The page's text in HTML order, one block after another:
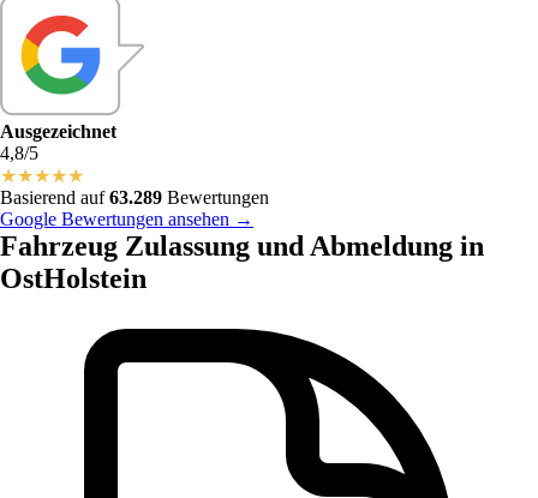
Ausgezeichnet
4,8/5
★★★★★
Basierend auf63.289 Bewertungen
Google Bewertungen ansehen →
Fahrzeug Zulassung und Abmeldung in
OstHolstein